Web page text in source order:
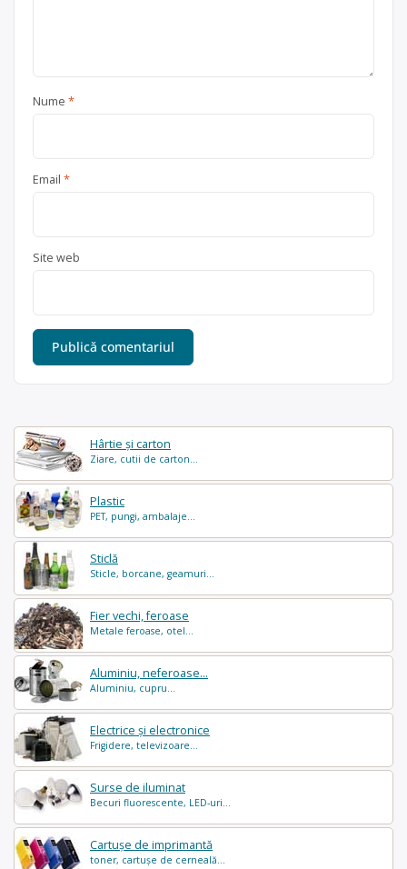
Hârtie și carton
Ziare, cutii de carton...
Plastic
PET, pungi, ambalaje...
Sticlă
Sticle, borcane, geamuri...
Fier vechi, feroase
Metale feroase, otel...
Aluminiu, neferoase...
Aluminiu, cupru...
Electrice și electronice
Frigidere, televizoare...
Surse de iluminat
Becuri fluorescente, LED-uri...
Cartușe de imprimantă
toner, cartușe de cerneală...
Nume *
Email *
Site web